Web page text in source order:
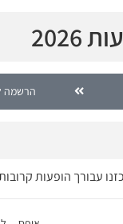
הרשמה
עבורך הופעות